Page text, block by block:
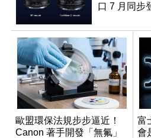
口 7 月同步
歐盟環保法規步步逼近！
Canon 著手開發「無氟」
富
會